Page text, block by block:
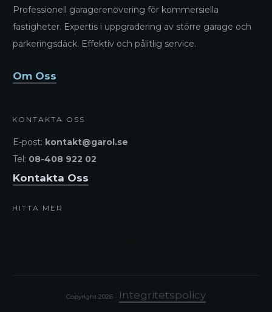
Professionell garagerenovering för kommersiella
fastigheter. Expertis i uppgradering av större garage och
parkeringsdäck. Effektiv och pålitlig service.
Om Oss
KONTAKTA OSS
E-post: kontakt@garol.se
Tel: 08-408 922 02
Kontakta Oss
HITTA MER
Copyright 2026 - Integritetspolicy